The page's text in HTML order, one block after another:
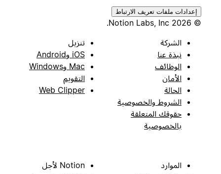
إعدادات ملفات تعريف الارتباط
الشركة
نبذة عنا
الوظائف
الأمان
الحالة
الشروط والخصوصية
حقوقك المتعلقة
بالخصوصية
تنزيل
iOS وAndroid
Mac وWindows
التقويم
Web Clipper
الموارد
Notion لأجل